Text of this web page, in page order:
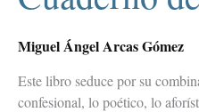
Miguel Ángel Arcas Gómez
Este libro seduce por su
confesional, lo poético, lo